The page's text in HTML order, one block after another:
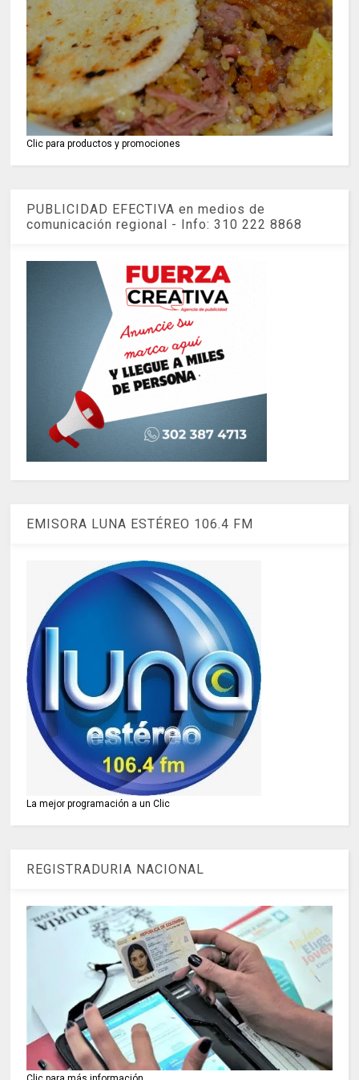
Clic para productos y promociones
PUBLICIDAD EFECTIVA en medios de
comunicación regional - Info: 310 222 8868
EMISORA LUNA ESTÉREO 106.4 FM
La mejor programación a un Clic
REGISTRADURIA NACIONAL